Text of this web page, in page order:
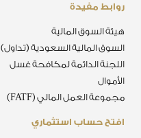
افتح حساب استثماري
روابط مفيدة
هيئة السوق المالية
السوق المالية السعودية (تداول)
اللجنة الدائمة لمكافحة غسل
الأموال
مجموعة العمل المالي (FATF)